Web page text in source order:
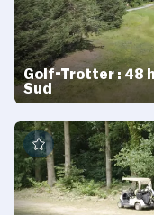
Golf-Trotter : 48
Sud